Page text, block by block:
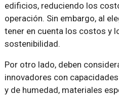
edificios, reduciendo los
operación. Sin embargo, al
tener en cuenta los costos y
sostenibilidad.
Por otro lado, deben
innovadores con
y de humedad, materiales